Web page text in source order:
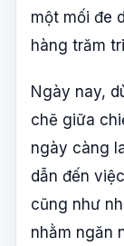
một mối đe
hàng trăm
Ngày nay,
chẽ giữa
ngày càng
dẫn đến
cũng như
nhằm ngăn